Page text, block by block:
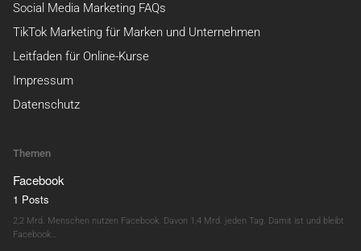
Social Media Marketing FAQs
TikTok Marketing für Marken und Unternehmen
Leitfaden für Online-Kurse
Impressum
Datenschutz
Themen
Facebook
1 Posts
2,2 Mrd. Menschen nutzen Facebook. Davon 1,4 Mrd. jeden Tag. Damit ist und bleibt
Facebook…